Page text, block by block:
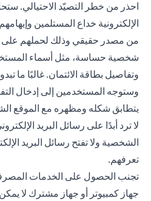
احذر من خطر التصيّد الاحتيالي.
الإلكترونية خداع المستلمين
من مصدر حقيقي وذلك لحملهم على
شخصية حساسة، مثل أسماء
وتفاصيل بطاقة الائتمان. غالبًا ما
وستوجه المستخدمين إلى إدخال
يتطابق شكله ومظهره مع الموقع
لا ترد أبدًا على رسائل البريد
الشخصية ولا تفتح رسائل البريد
تعرفهم.
تجنب الحصول على الخدمات
جهاز كمبيوتر أو جهاز مشترك لا